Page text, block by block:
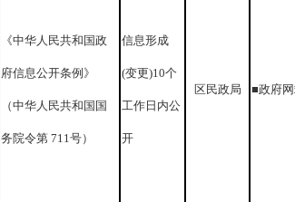
《中华人民共和国政
府信息公开条例》
（中华人民共和国国
务院令第 711号）
信息形成
(变更)10个
工作日内公
开
区民政局 ■政府